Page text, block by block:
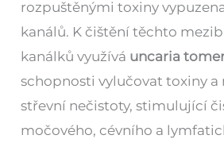
rozpuštěnými toxiny
kanálů. K čištění těchto
kanálků využívá uncaria
schopnosti vylučovat toxiny a
střevní nečistoty, stimulující
močového, cévního a